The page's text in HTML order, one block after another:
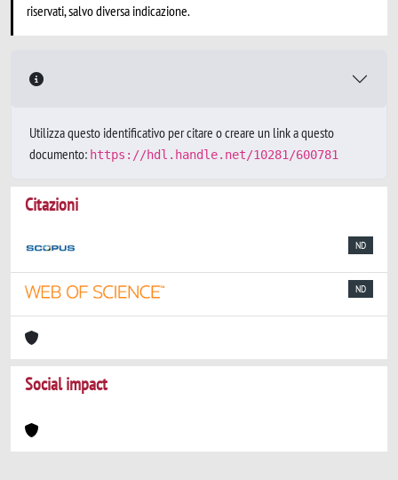
riservati, salvo diversa indicazione.
Utilizza questo identificativo per citare o creare un link a questo
documento: https://hdl.handle.net/10281/600781
Citazioni
ND
ND
Social impact